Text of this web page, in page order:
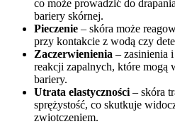
co może prowadzić do
bariery skórnej.
Pieczenie – skóra może
przy kontakcie z wodą czy
Zaczerwienienia – zasinienia
reakcji zapalnych, które mogą
bariery.
Utrata elastyczności – skóra
sprężystość, co skutkuje
zwiotczeniem.